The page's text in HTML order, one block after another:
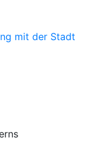
mit der Stadt